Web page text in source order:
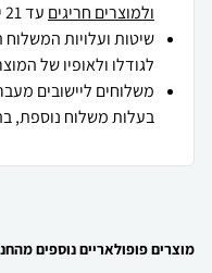
ולמוצרים חריגים עד 21 ימי עסקים .
שיטות ועלויות
לגודלו ולאופיו של
משלוחים ליישובים
בעלות משלוח נוספת,
מוצרים פופולאריים נוספים